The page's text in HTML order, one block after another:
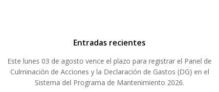
Entradas recientes
Este lunes 03 de agosto vence el plazo para registrar el Panel de
Culminación de Acciones y la Declaración de Gastos (DG) en el
Sistema del Programa de Mantenimiento 2026.